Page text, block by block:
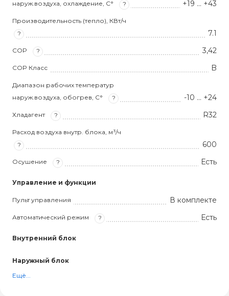
наруж.воздуха, охлаждение, С° ? +19 ... +43
Производительность (тепло), КВт/ч
?
7.1
COP ? 3,42
COP Класс B
Диапазон рабочих температур
наруж.воздуха, обогрев, С°
? -10 ... +24
Хладагент ? R32
Расход воздуха внутр. блока, м³/ч
?
600
Осушение ? Есть
Управление и функции
Пульт управления В комплекте
Автоматический режим ? Есть
Внутренний блок
Наружный блок
Ещё...